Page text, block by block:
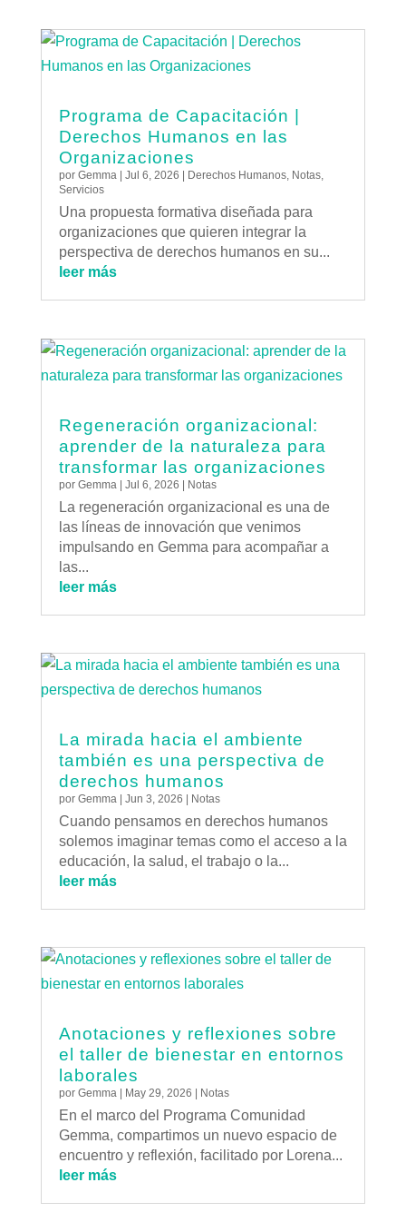
Programa de Capacitación |
Derechos Humanos en las
Organizaciones
por Gemma| Jul 6, 2026 Derechos Humanos, Notas,
Servicios
Una propuesta formativa diseñada para
organizaciones que quieren integrar la
perspectiva de derechos humanos en su...
leer más
Regeneración organizacional:
aprender de la naturaleza para
transformar las organizaciones
por Gemma | Jul 6, 2026 | Notas
La regeneración organizacional es una de
las líneas de innovación que venimos
impulsando en Gemma para acompañar a
las...
leer más
La mirada hacia el ambiente
también es una perspectiva de
derechos humanos
por Gemma | Jun 3, 2026 | Notas
Cuando pensamos en derechos humanos
solemos imaginar temas como el acceso a la
educación, la salud, el trabajo o la...
leer más
Anotaciones y reflexiones sobre
el taller de bienestar en entornos
laborales
por Gemma| May 29, 2026 Notas
En el marco del Programa Comunidad
Gemma, compartimos un nuevo espacio de
encuentro y reflexión, facilitado por Lorena...
leer más